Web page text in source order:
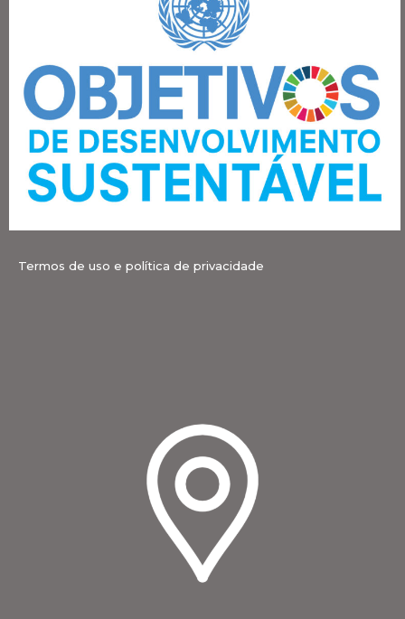
Termos de uso e política de privacidade